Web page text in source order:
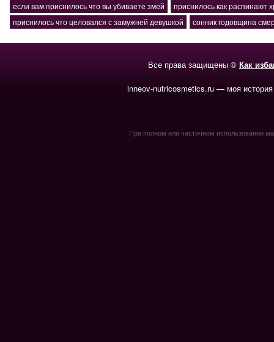
если вам приснилось что вы убиваете змей
приснилось как распинают
приснилось что целовался с замужней девушкой
сонник годовщина
Все права защищены © Как
inneov-nutricosmetics.ru — моя
При полном или частичном использовании